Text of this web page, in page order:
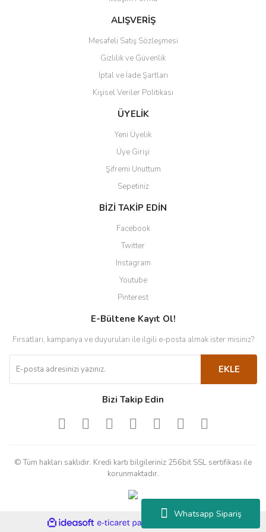
Whatsapp Sipariş
Bu ürüne benzer farklı alternatifler olmalı.
Gönder
ALIŞVERİŞ
Mesafeli Satış Sözleşmesi
Gizlilik ve Güvenlik
İptal ve İade Şartları
Kişisel Veriler Politikası
ÜYELİK
Yeni Üyelik
Üye Girişi
Şifremi Unuttum
Sepetiniz
BİZİ TAKİP EDİN
Facebook
Twitter
Instagram
Youtube
Pinterest
E-Bültene Kayıt Ol!
Fırsatları, kampanya ve duyuruları ile ilgili e-posta almak ister misiniz?
EKLE
Bizi Takip Edin
© Tüm hakları saklıdır. Kredi kartı bilgileriniz 256bit SSL sertifikası ile
korunmaktadır.
ideasoft